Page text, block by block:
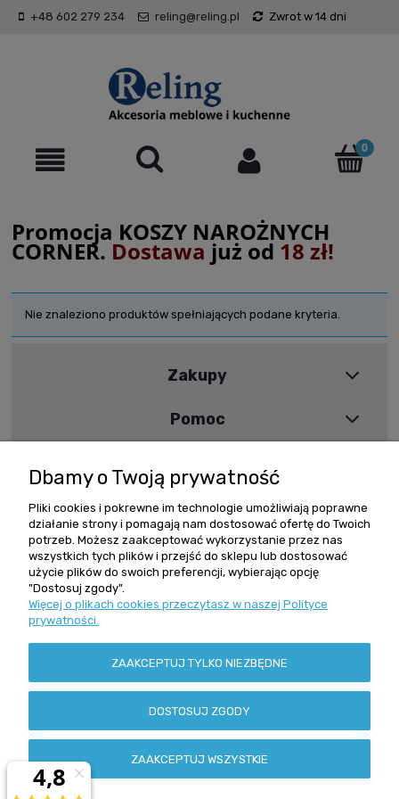
+48 602 279 234 reling@reling.pl Zwrot w 14 dni
Promocja KOSZY NAROŻNYCH
CORNER. Dostawa już od 18 zł!
Nie znaleziono produktów spełniających podane kryteria.
Zakupy
Pomoc
Informacje
Szybki kontakt
Zamówienia +48 602 279 234
ul. Grochowska 162/164
04-329 Warszawa
NIP: 113-00-63-979
Dbamy o Twoją prywatność
Pliki cookies i pokrewne im technologie umożliwiają poprawne
działanie strony i pomagają nam dostosować ofertę do Twoich
potrzeb. Możesz zaakceptować wykorzystanie przez nas
wszystkich tych plików i przejść do sklepu lub dostosować
użycie plików do swoich preferencji, wybierając opcję
"Dostosuj zgody".
Więcej o plikach cookies przeczytasz w naszej Polityce
prywatności.
ZAAKCEPTUJ TYLKO NIEZBĘDNE
DOSTOSUJ ZGODY
ZAAKCEPTUJ WSZYSTKIE